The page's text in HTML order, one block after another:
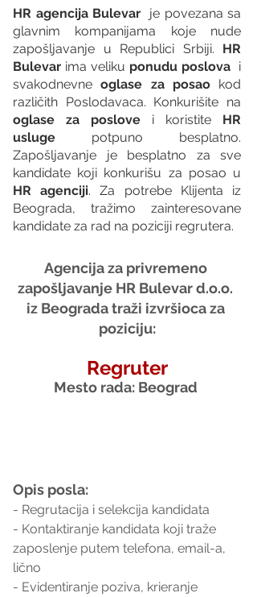
HR agencija Bulevar
  je povezana sa
glavnim kompanijama koje nude
zapošljavanje u Republici Srbiji. HR
Bulevar ima veliku ponudu poslova
  i
svakodnevne oglase za posao kod
oglase za poslove i koristite HR
usluge potpuno besplatno.
Zapošljavanje je besplatno za sve
HR agenciji. Za potrebe Klijenta iz
Beograda, tražimo zainteresovane
kandidate za rad na poziciji regrutera.
Agencija za privremeno
zapošljavanje HR Bulevar d.o.o.
iz Beograda traži izvršioca za
poziciju:
Regruter
Mesto rada: Beograd
Opis posla:
- Regrutacija i selekcija kandidata
- Kontaktiranje kandidata koji traže
zaposlenje putem telefona, email-a,
lično
- Evidentiranje poziva, krieranje